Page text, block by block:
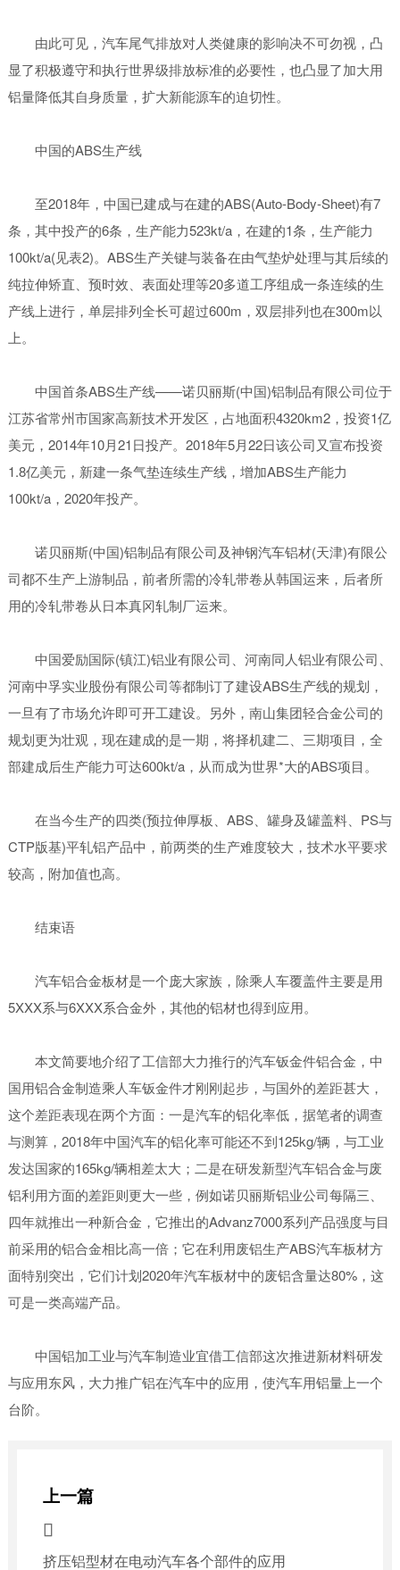
由此可见，汽车尾气排放对人类健康的影响决不可勿视，凸
显了积极遵守和执行世界级排放标准的必要性，也凸显了加大用
铝量降低其自身质量，扩大新能源车的迫切性。
中国的ABS生产线
至2018年，中国已建成与在建的ABS(Auto-Body-Sheet)有7
条，其中投产的6条，生产能力523kt/a，在建的1条，生产能力
100kt/a(见表2)。ABS生产关键与装备在由气垫炉处理与其后续的
纯拉伸矫直、预时效、表面处理等20多道工序组成一条连续的生
产线上进行，单层排列全长可超过600m，双层排列也在300m以
上。
中国首条ABS生产线——诺贝丽斯(中国)铝制品有限公司位于
江苏省常州市国家高新技术开发区，占地面积4320km2，投资1亿
美元，2014年10月21日投产。2018年5月22日该公司又宣布投资
1.8亿美元，新建一条气垫连续生产线，增加ABS生产能力
100kt/a，2020年投产。
诺贝丽斯(中国)铝制品有限公司及神钢汽车铝材(天津)有限公
司都不生产上游制品，前者所需的冷轧带卷从韩国运来，后者所
用的冷轧带卷从日本真冈轧制厂运来。
中国爱励国际(镇江)铝业有限公司、河南同人铝业有限公司、
河南中孚实业股份有限公司等都制订了建设ABS生产线的规划，
一旦有了市场允许即可开工建设。另外，南山集团轻合金公司的
规划更为壮观，现在建成的是一期，将择机建二、三期项目，全
部建成后生产能力可达600kt/a，从而成为世界*大的ABS项目。
在当今生产的四类(预拉伸厚板、ABS、罐身及罐盖料、PS与
CTP版基)平轧铝产品中，前两类的生产难度较大，技术水平要求
较高，附加值也高。
结束语
汽车铝合金板材是一个庞大家族，除乘人车覆盖件主要是用
5XXX系与6XXX系合金外，其他的铝材也得到应用。
本文简要地介绍了工信部大力推行的汽车钣金件铝合金，中
国用铝合金制造乘人车钣金件才刚刚起步，与国外的差距甚大，
这个差距表现在两个方面：一是汽车的铝化率低，据笔者的调查
与测算，2018年中国汽车的铝化率可能还不到125kg/辆，与工业
发达国家的165kg/辆相差太大；二是在研发新型汽车铝合金与废
铝利用方面的差距则更大一些，例如诺贝丽斯铝业公司每隔三、
四年就推出一种新合金，它推出的Advanz7000系列产品强度与目
前采用的铝合金相比高一倍；它在利用废铝生产ABS汽车板材方
面特别突出，它们计划2020年汽车板材中的废铝含量达80%，这
可是一类高端产品。
中国铝加工业与汽车制造业宜借工信部这次推进新材料研发
与应用东风，大力推广铝在汽车中的应用，使汽车用铝量上一个
台阶。
上一篇

挤压铝型材在电动汽车各个部件的应用